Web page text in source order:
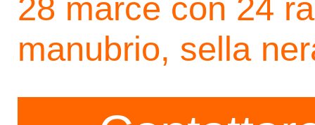
28 marce con 24
manubrio, sella